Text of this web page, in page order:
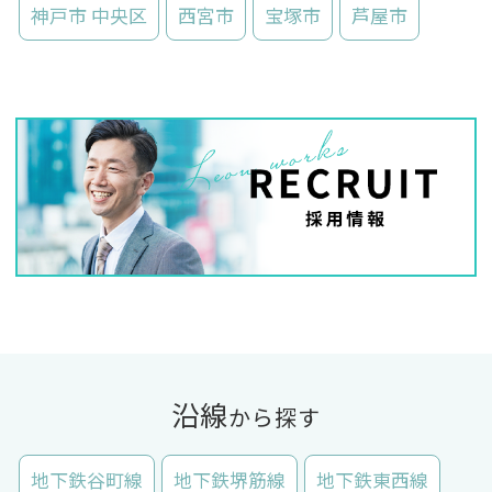
神戸市 中央区 西宮市 宝塚市 芦屋市
沿線から探す
地下鉄谷町線 地下鉄堺筋線 地下鉄東西線